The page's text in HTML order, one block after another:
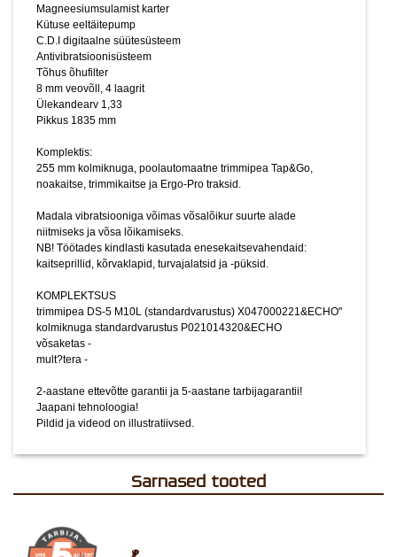
trimmipea DS-5 M10L (standardvarustus) X047000221&ECHO"
kolmiknuga standardvarustus P021014320&ECHO
2-aastane ettevõtte garantii ja 5-aastane tarbijagarantii!
Magneesiumsulamist karter
Kütuse eeltäitepump
C.D.I digitaalne süütesüsteem
Antivibratsioonisüsteem
Tõhus õhufilter
8 mm veovõll, 4 laagrit
Ülekandearv 1,33
Pikkus 1835 mm
Komplektis:
255 mm kolmiknuga, poolautomaatne trimmipea Tap&Go,
noakaitse, trimmikaitse ja Ergo-Pro traksid.
Madala vibratsiooniga võimas võsalõikur suurte alade
niitmiseks ja võsa lõikamiseks.
NB! Töötades kindlasti kasutada enesekaitsevahendaid:
kaitseprillid, kõrvaklapid, turvajalatsid ja -püksid.
KOMPLEKTSUS
trimmipea DS-5 M10L (standardvarustus) X047000221&ECHO"
kolmiknuga standardvarustus P021014320&ECHO
võsaketas -
mult?tera -
2-aastane ettevõtte garantii ja 5-aastane tarbijagarantii!
Jaapani tehnoloogia!
Pildid ja videod on illustratiivsed.
Sarnased tooted